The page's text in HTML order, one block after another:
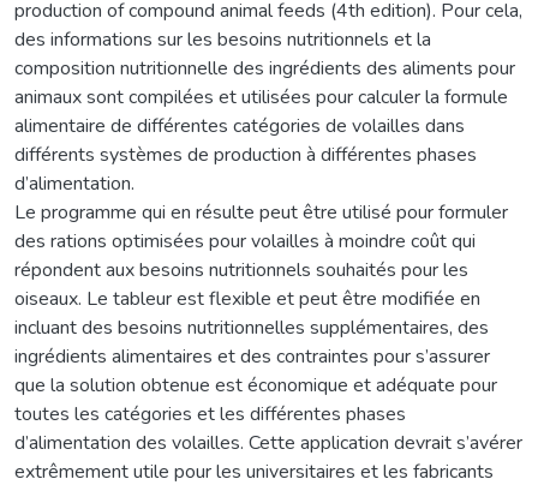
production of compound animal feeds (4th edition). Pour cela,
des informations sur les besoins nutritionnels et la
composition nutritionnelle des ingrédients des aliments pour
animaux sont compilées et utilisées pour calculer la formule
alimentaire de différentes catégories de volailles dans
différents systèmes de production à différentes phases
d’alimentation.
Le programme qui en résulte peut être utilisé pour formuler
des rations optimisées pour volailles à moindre coût qui
répondent aux besoins nutritionnels souhaités pour les
oiseaux. Le tableur est flexible et peut être modifiée en
incluant des besoins nutritionnelles supplémentaires, des
ingrédients alimentaires et des contraintes pour s’assurer
que la solution obtenue est économique et adéquate pour
toutes les catégories et les différentes phases
d’alimentation des volailles. Cette application devrait s’avérer
extrêmement utile pour les universitaires et les fabricants